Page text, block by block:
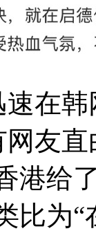
在
友
港给
比为